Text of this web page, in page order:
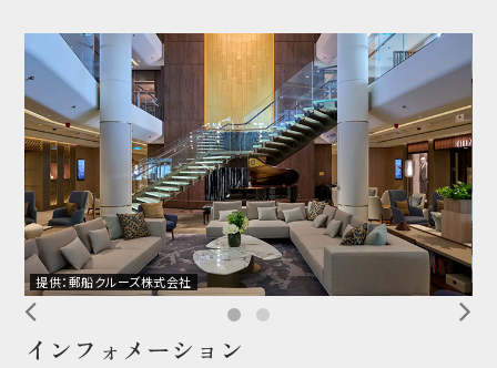
インフォメーション
提供：郵船クルーズ株式会社